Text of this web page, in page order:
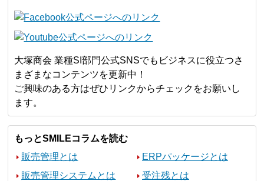
大塚商会 業種SI部門公式SNSでもビジネスに役立つさ
まざまなコンテンツを更新中！
ご興味のある方はぜひリンクからチェックをお願いし
ます。
もっとSMILEコラムを読む
販売管理とは
ERPパッケージとは
販売管理システムとは
受注残とは